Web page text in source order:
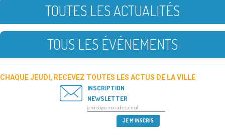
TOUTES LES ACTUALITÉS
TOUS LES ÉVÉNEMENTS
CHAQUE JEUDI, RECEVEZ TOUTES LES ACTUS DE LA VILLE
INSCRIPTION
NEWSLETTER